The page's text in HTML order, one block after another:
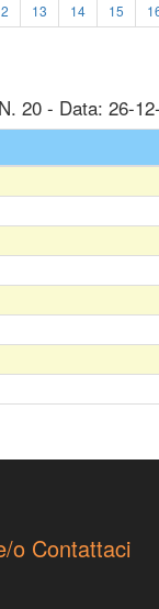
13 14 15
20 - Data: 26-
o Contattaci